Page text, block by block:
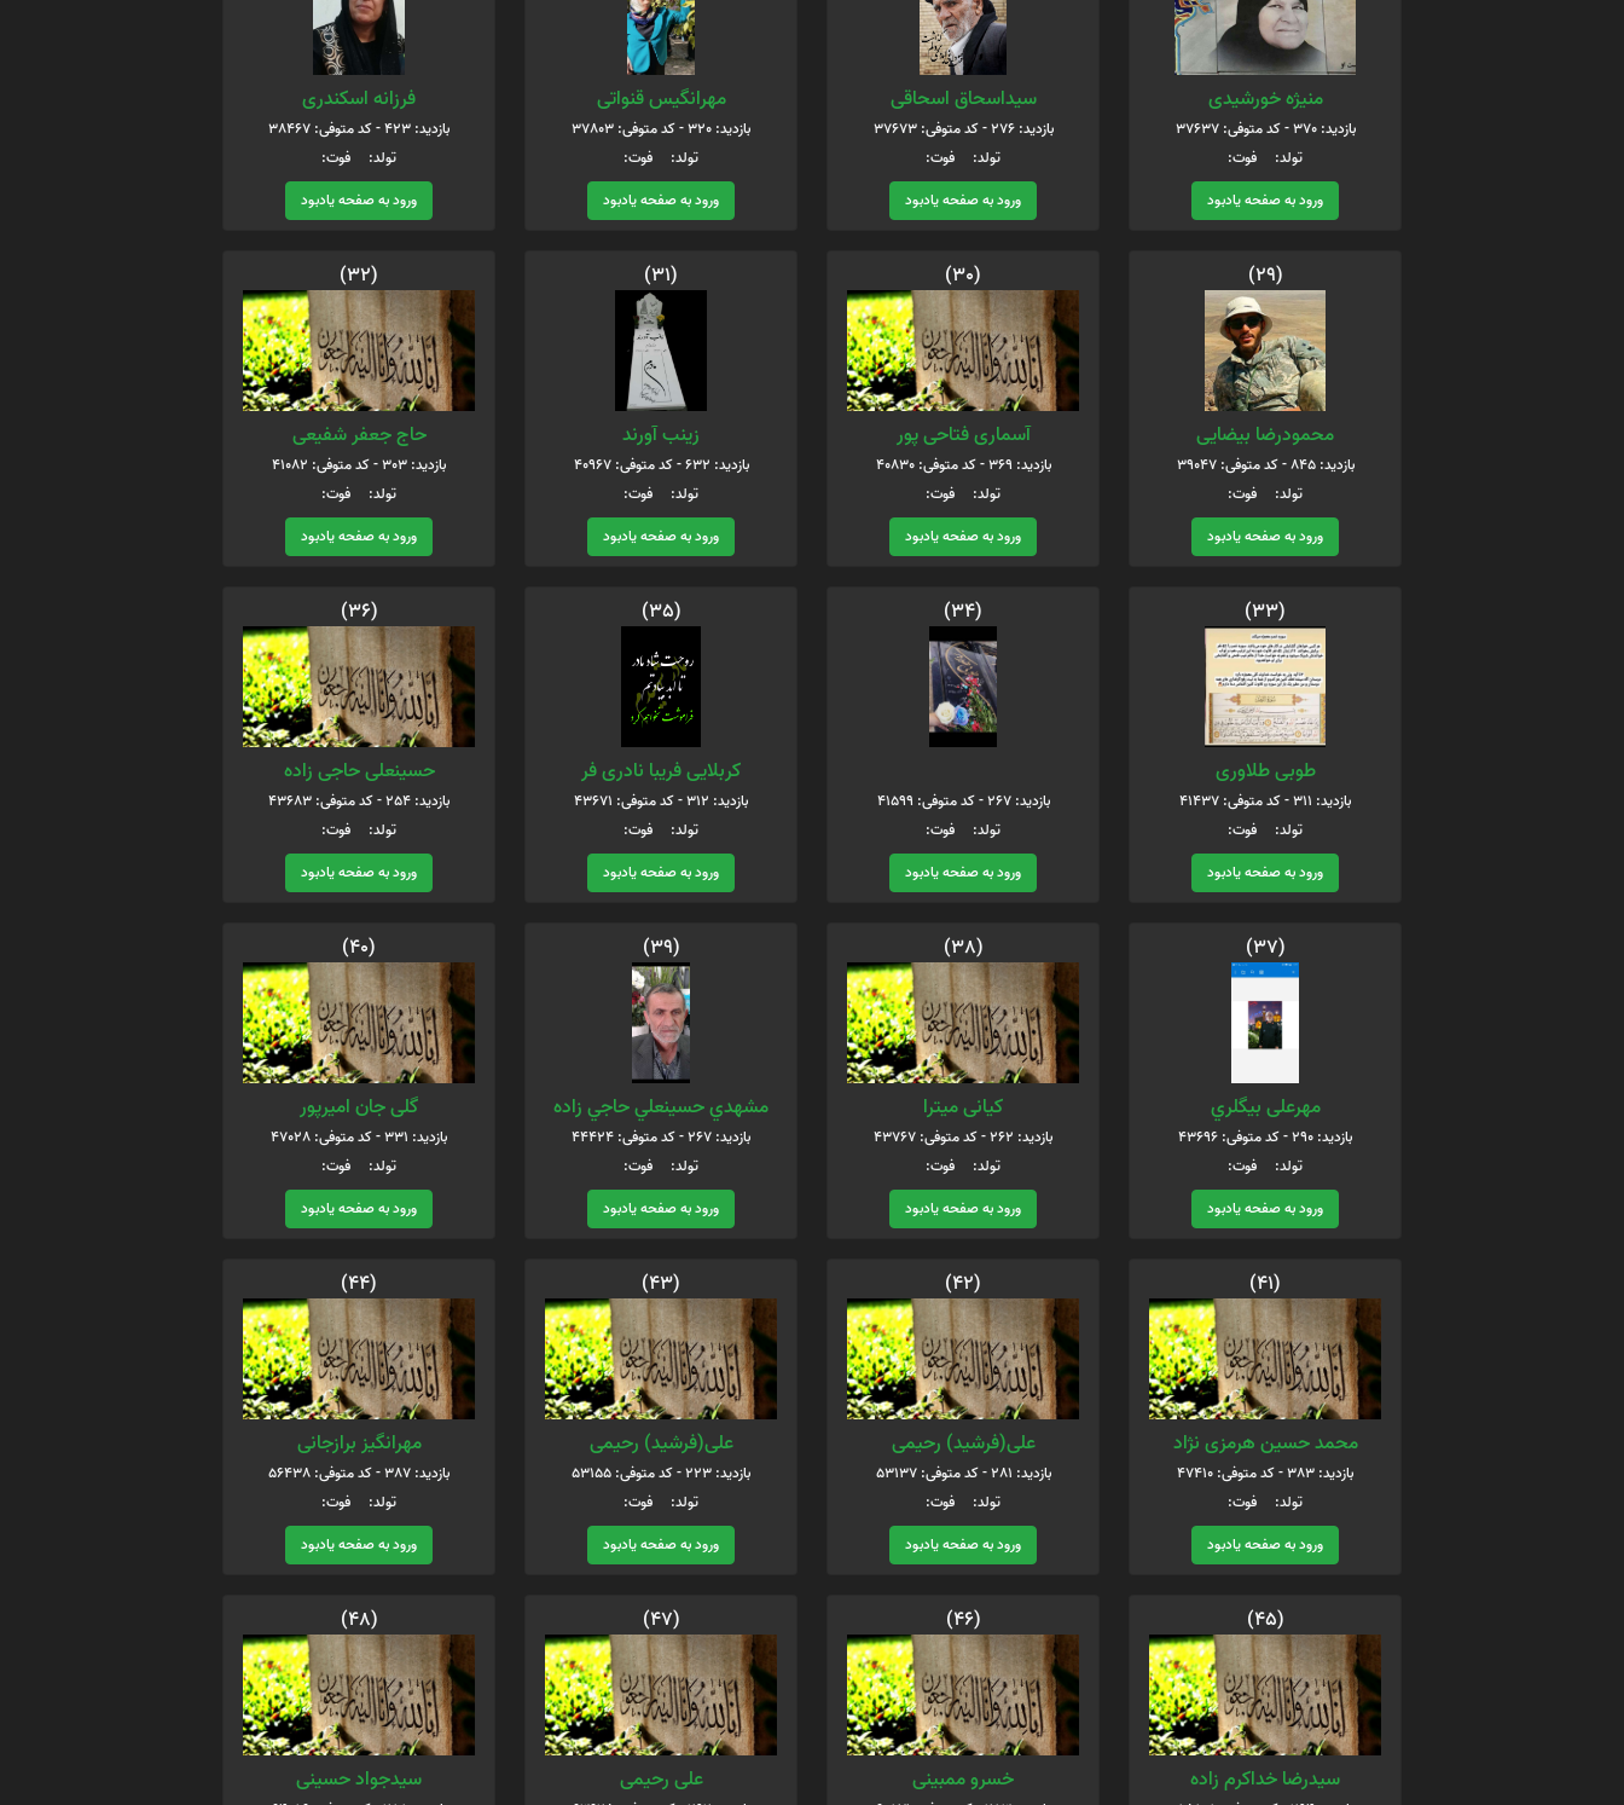
منیژه خورشیدی
بازدید: 370 - کد متوفی: 37637
تولد: فوت:
ورود به صفحه یادبود
سیداسحاق اسحاقی
بازدید: 276 - کد متوفی: 37673
تولد: فوت:
ورود به صفحه یادبود
مهرانگیس قنواتی
بازدید: 320 - کد متوفی: 37803
تولد: فوت:
ورود به صفحه یادبود
فرزانه اسکندری
بازدید: 423 - کد متوفی: 38467
تولد: فوت:
ورود به صفحه یادبود
(29)
محمودرضا بیضایی
بازدید: 845 - کد متوفی: 39047
تولد: فوت:
ورود به صفحه یادبود
(30)
آسماری فتاحی پور
بازدید: 369 - کد متوفی: 40830
تولد: فوت:
ورود به صفحه یادبود
(31)
زینب آورند
بازدید: 632 - کد متوفی: 40967
تولد: فوت:
ورود به صفحه یادبود
(32)
حاج جعفر شفیعی
بازدید: 303 - کد متوفی: 41082
تولد: فوت:
ورود به صفحه یادبود
(33)
طوبی طلاوری
بازدید: 311 - کد متوفی: 41437
تولد: فوت:
ورود به صفحه یادبود
(34)
بازدید: 267 - کد متوفی: 41599
تولد: فوت:
ورود به صفحه یادبود
(35)
کربلایی فریبا نادری فر
بازدید: 312 - کد متوفی: 43671
تولد: فوت:
ورود به صفحه یادبود
(36)
حسینعلی حاجی زاده
بازدید: 254 - کد متوفی: 43683
تولد: فوت:
ورود به صفحه یادبود
(37)
مهرعلی بيگلري
بازدید: 290 - کد متوفی: 43696
تولد: فوت:
ورود به صفحه یادبود
(38)
کیانی میترا
بازدید: 262 - کد متوفی: 43767
تولد: فوت:
ورود به صفحه یادبود
(39)
مشهدي حسينعلي حاجي زاده
بازدید: 267 - کد متوفی: 44424
تولد: فوت:
ورود به صفحه یادبود
(40)
گلی جان امیرپور
بازدید: 331 - کد متوفی: 47028
تولد: فوت:
ورود به صفحه یادبود
(41)
محمد حسین هرمزی نژاد
بازدید: 383 - کد متوفی: 47410
تولد: فوت:
ورود به صفحه یادبود
(42)
علی(فرشید) رحیمی
بازدید: 281 - کد متوفی: 53137
تولد: فوت:
ورود به صفحه یادبود
(43)
علی(فرشید) رحیمی
بازدید: 223 - کد متوفی: 53155
تولد: فوت:
ورود به صفحه یادبود
(44)
مهرانگیز برازجانی
بازدید: 387 - کد متوفی: 56438
تولد: فوت:
ورود به صفحه یادبود
(45)
سیدرضا خداکرم زاده
(46)
خسرو ممبینی
(47)
علی رحیمی
(48)
سیدجواد حسینی